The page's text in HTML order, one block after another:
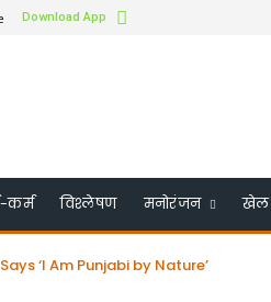
Download App
कर्म विश्लेषण मनोरंजन खेल
‘I Am Punjabi by Nature’
किया गया – भारत के पहले सिख बने